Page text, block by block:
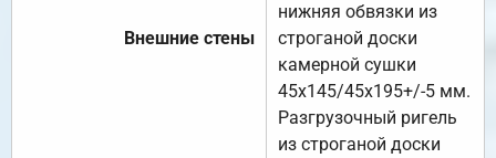
Внешние стены
нижняя обвязки из
строганой доски
камерной сушки
45х145/45х195+/-5 мм.
Разгрузочный ригель
из строганой доски